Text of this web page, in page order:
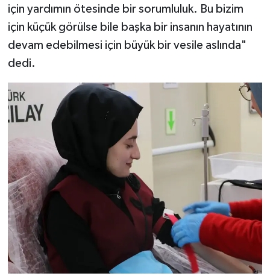
için yardımın ötesinde bir sorumluluk. Bu bizim
için küçük görülse bile başka bir insanın hayatının
devam edebilmesi için büyük bir vesile aslında"
dedi.